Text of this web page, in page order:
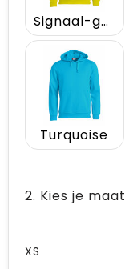
Signaal-geel
Turquoise
2. Kies je maat
XS